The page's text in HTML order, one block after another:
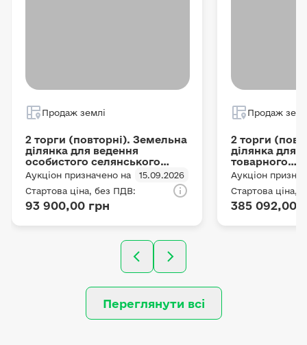
Продаж землі
2 торги (повторні). Земельна
ділянка для ведення
особистого селянського
господарства, площею 1.5 га
кадастровий номер
5124584900:01:002:0737
Аукціон призначено на
15.09.2026
Стартова ціна, без ПДВ:
93 900,00 грн
Продаж
2 торги
ділянка для
товарного
га
Аукціон
Стартова ціна,
385 092,00
Переглянути всі